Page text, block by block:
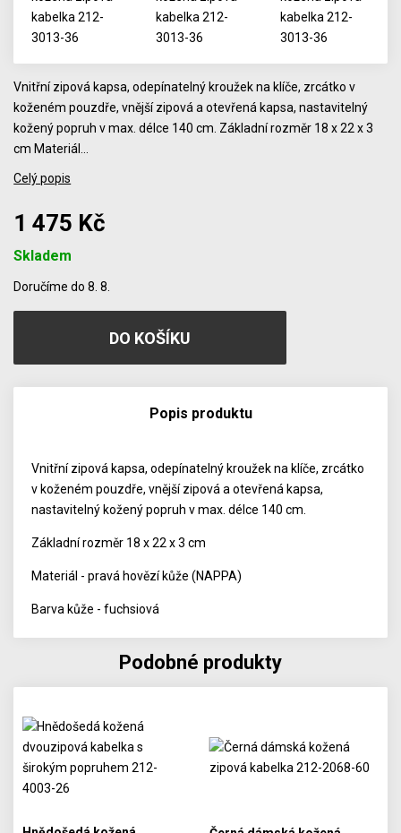
Vnitřní zipová kapsa, odepínatelný kroužek na klíče, zrcátko v
koženém pouzdře, vnější zipová a otevřená kapsa, nastavitelný
kožený popruh v max. délce 140 cm. Základní rozměr 18 x 22 x 3
cm Materiál…
Celý popis
1 475 Kč
Skladem
Doručíme do 8. 8.
Popis produktu
Vnitřní zipová kapsa, odepínatelný kroužek na klíče, zrcátko
v koženém pouzdře, vnější zipová a otevřená kapsa,
nastavitelný kožený popruh v max. délce 140 cm.
Základní rozměr 18 x 22 x 3 cm
Materiál - pravá hovězí kůže (NAPPA)
Barva kůže - fuchsiová
Podobné produkty